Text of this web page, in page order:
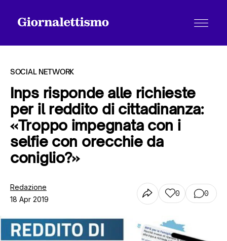
Tutti gli articoli
Chi siamo
Contatti
SOCIAL NETWORK
Inps risponde alle richieste
per il reddito di cittadinanza:
«Troppo impegnata con i
selfie con orecchie da
coniglio?»
Redazione
18 Apr 2019
0 0